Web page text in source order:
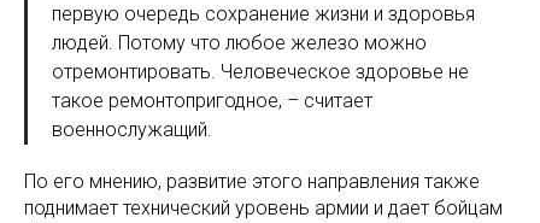
первую очередь сохранение жизни и здоровья
людей. Потому что любое железо можно
отремонтировать. Человеческое здоровье не
такое ремонтопригодное, – считает
военнослужащий.
По его мнению, развитие этого направления также
поднимает технический уровень армии и дает бойцам